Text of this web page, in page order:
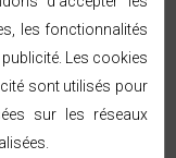
Alma.
les fonctionnalités
Les cookies
sont utilisés pour
sur les réseaux